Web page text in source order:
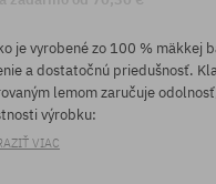
je vyrobené zo 100 % mäkkej
a dostatočnú priedušnosť.
lemom zaručuje
výrobku:
VIAC